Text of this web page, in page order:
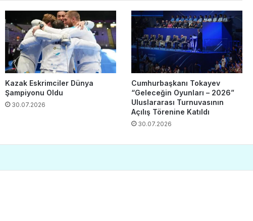
Kazak Eskrimciler Dünya
Şampiyonu Oldu
30.07.2026
Cumhurbaşkanı Tokayev
“Geleceğin Oyunları – 2026”
Uluslararası Turnuvasının
Açılış Törenine Katıldı
30.07.2026